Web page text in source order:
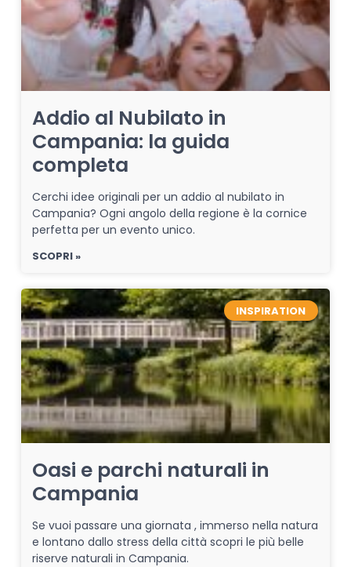
Addio al Nubilato in
Campania: la guida
completa
Cerchi idee originali per un addio al nubilato in
Campania? Ogni angolo della regione è la cornice
perfetta per un evento unico.
SCOPRI »
INSPIRATION
Oasi e parchi naturali in
Campania
Se vuoi passare una giornata , immerso nella natura
e lontano dallo stress della città scopri le più belle
riserve naturali in Campania.